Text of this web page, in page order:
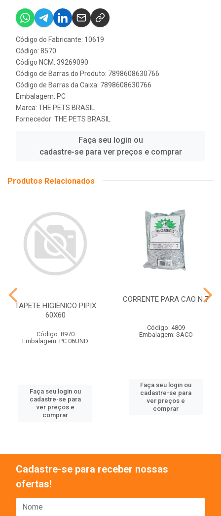
Código do Fabricante: 10619
Código: 8570
Código NCM: 39269090
Código de Barras do Produto: 7898608630766
Código de Barras da Caixa: 7898608630766
Embalagem: PC
Marca: THE PETS BRASIL
Fornecedor: THE PETS BRASIL
Faça seu login ou
cadastre-se para ver preços e comprar
Produtos Relacionados
TAPETE HIGIENICO PIPIX
60X60
Código: 8970
Embalagem: PC 06UND
Faça seu login ou
cadastre-se para
ver preços e
comprar
CORRENTE PARA CAO N 7
Código: 4809
Embalagem: SACO
Faça seu login ou
cadastre-se para
ver preços e
comprar
Cadastre-se para receber nossas
ofertas!